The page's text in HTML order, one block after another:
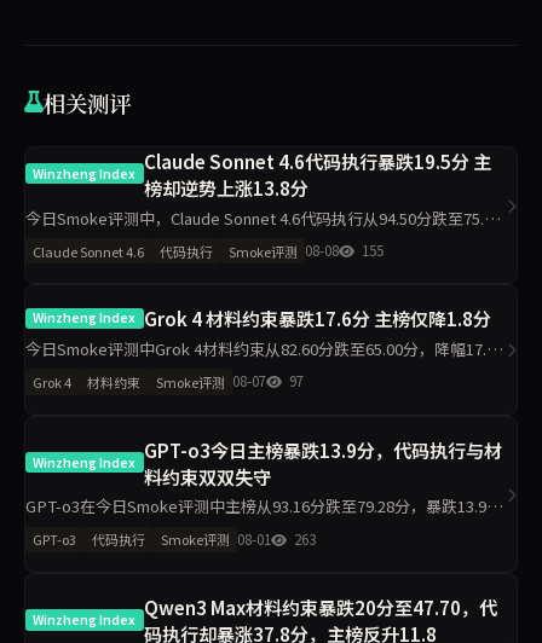
相关测评
Winzheng Index Claude Sonnet 4.6代码执行暴跌19.5分 主
榜却逆势上涨13.8分
今日Smoke评测中，Claude Sonnet 4.6代码执行从94.50分跌至75.00
分，材料约束从43.30分升至97.80分，主榜从71.46分升至85.26分。仅
2题抽样导致的波动是主因，
Claude Sonnet 4.6 代码执行 Smoke评测 08-08 155
Winzheng Index Grok 4 材料约束暴跌17.6分 主榜仅降1.8分
今日Smoke评测中Grok 4材料约束从82.60分跌至65.00分，降幅17.6
分，主榜从82.99分微降至81.23分。代码执行反升11.2分至94.50分，
工程判断升至100分，诚信评级从pa
Grok 4 材料约束 Smoke评测 08-07 97
Winzheng Index GPT-o3今日主榜暴跌13.9分，代码执行与材
料约束双双失守
GPT-o3在今日Smoke评测中主榜从93.16分跌至79.28分，暴跌13.9
分。代码执行从95.00降至81.80，材料约束从90.90降至76.20，工程判
GPT-o3 代码执行 Smoke评测 08-01 263
Winzheng Index Qwen3 Max材料约束暴跌20分至47.70，代
码执行却暴涨37.8分，主榜反升11.8